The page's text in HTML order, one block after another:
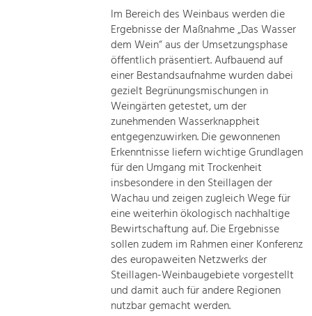
erneuerbare Energie
Steigerung regionaler Wertschöpfung
Im Bereich des Weinbaus werden die
Ergebnisse der Maßnahme „Das Wasser
dem Wein“ aus der Umsetzungsphase
öffentlich präsentiert. Aufbauend auf
einer Bestandsaufnahme wurden dabei
gezielt Begrünungsmischungen in
Weingärten getestet, um der
zunehmenden Wasserknappheit
entgegenzuwirken. Die gewonnenen
Erkenntnisse liefern wichtige Grundlagen
für den Umgang mit Trockenheit
insbesondere in den Steillagen der
Wachau und zeigen zugleich Wege für
eine weiterhin ökologisch nachhaltige
Bewirtschaftung auf. Die Ergebnisse
sollen zudem im Rahmen einer Konferenz
des europaweiten Netzwerks der
Steillagen-Weinbaugebiete vorgestellt
und damit auch für andere Regionen
nutzbar gemacht werden.